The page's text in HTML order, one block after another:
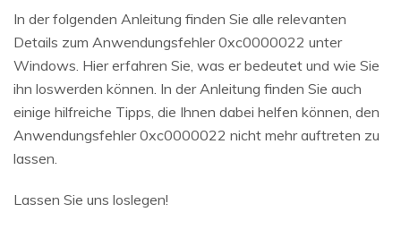
In der folgenden Anleitung finden Sie alle relevanten
Details zum Anwendungsfehler 0xc0000022 unter
Windows. Hier erfahren Sie, was er bedeutet und wie Sie
ihn loswerden können. In der Anleitung finden Sie auch
einige hilfreiche Tipps, die Ihnen dabei helfen können, den
Anwendungsfehler 0xc0000022 nicht mehr auftreten zu
lassen.
Lassen Sie uns loslegen!